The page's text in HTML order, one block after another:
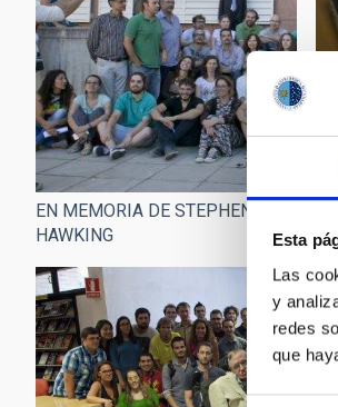
Esta
Las
y
redes
que
EN MEMORIA DE STEPHEN
HAWKING